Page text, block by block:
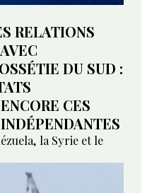
RELATIONS
DU SUD :
CES
la Syrie et le